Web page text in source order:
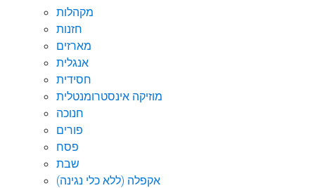
מקהלות
חזנות
מארזים
אנגלית
חסידית
מוזיקה אינסטרומנטלית
חנוכה
פורים
פסח
שבת
אקפלה (ללא כלי נגינה)